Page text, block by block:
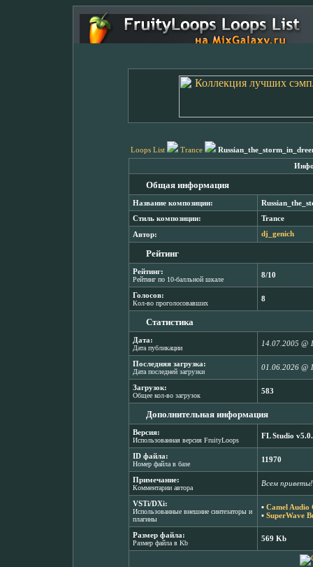
Loops List Trance
Общая информация
Название композиции:
Стиль композиции: Trance
Автор: dj_genich
Рейтинг
Рейтинг:
Рейтинг по 10-балльной шкале
8/10
Голосов:
Кол-во проголосовавших
8
Статистика
Дата:
Дата публикации
14.07.2005 @
Последняя загрузка:
Дата последней загрузки
01.06.2026 @
Загрузок:
Общее кол-во загрузок
583
Дополнительная информация
Версия:
Использованная версия FruityLoops
FL Studio
ID файла:
Номер файла в базе
11970
Примечание:
Комментарии автора
Всем
VSTi/DXi:
Использованные внешние синтезаторы и
плагины
▪ Camel Audio
▪ SuperWave
Размер файла:
Размер файла в Kb
569 Kb